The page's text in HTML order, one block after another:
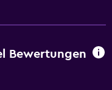
Bewertungen